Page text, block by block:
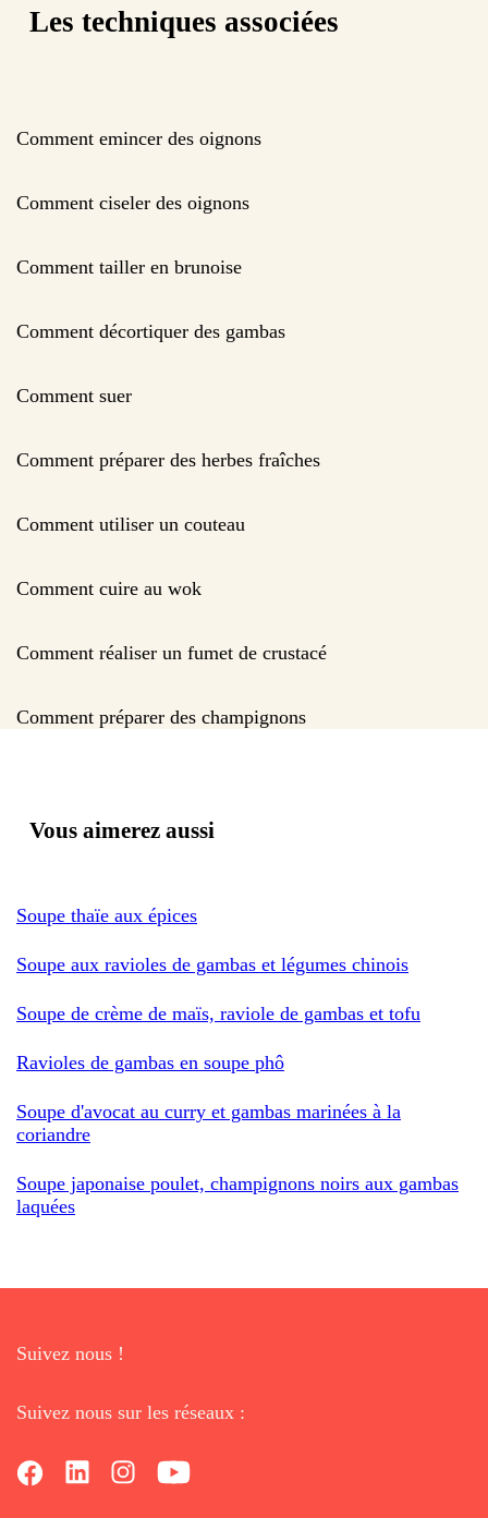
Les techniques associées
Comment emincer des oignons
Comment ciseler des oignons
Comment tailler en brunoise
Comment décortiquer des gambas
Comment suer
Comment préparer des herbes fraîches
Comment utiliser un couteau
Comment cuire au wok
Comment réaliser un fumet de crustacé
Comment préparer des champignons
Vous aimerez aussi
Soupe thaïe aux épices
Soupe aux ravioles de gambas et légumes chinois
Soupe de crème de maïs, raviole de gambas et tofu
Ravioles de gambas en soupe phô
Soupe d'avocat au curry et gambas marinées à la
coriandre
Soupe japonaise poulet, champignons noirs aux gambas
laquées
Suivez nous !
Suivez nous sur les réseaux :